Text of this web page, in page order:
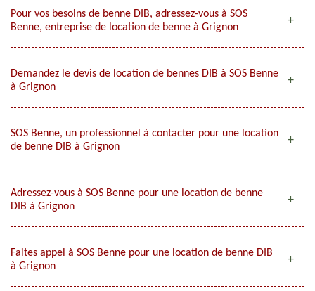
Pour vos besoins de benne DIB, adressez-vous à SOS
Benne, entreprise de location de benne à Grignon
Demandez le devis de location de bennes DIB à SOS Benne
à Grignon
SOS Benne, un professionnel à contacter pour une location
de benne DIB à Grignon
Adressez-vous à SOS Benne pour une location de benne
DIB à Grignon
Faites appel à SOS Benne pour une location de benne DIB
à Grignon